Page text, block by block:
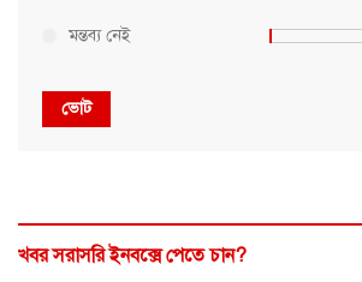
মন্তব্য নেই
ভোট
খবর সরাসরি ইনবক্সে পেতে চান?